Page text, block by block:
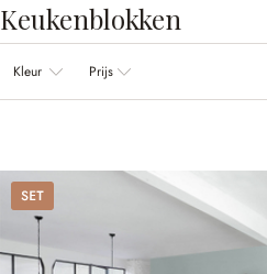
Keukenblokken
Kleur Prijs
Set